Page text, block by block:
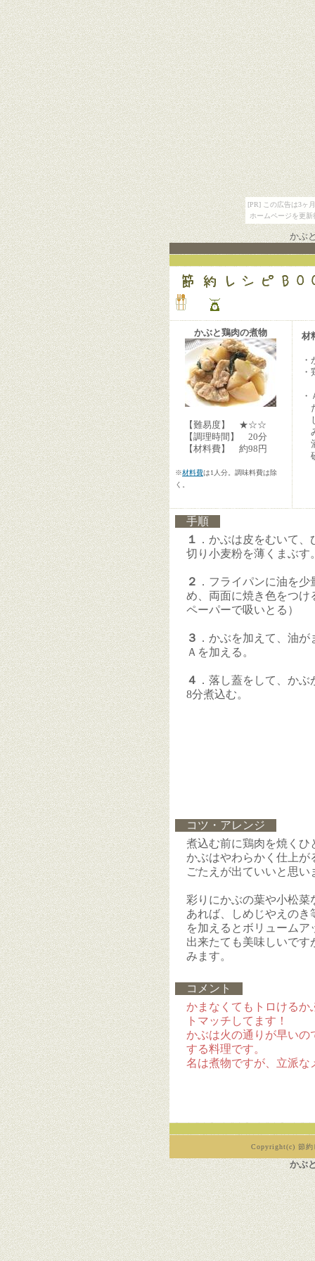
[PR] この広告は3ヶ
ホームページを更
かぶ
かぶと鶏肉の煮物
【難易度】 ★☆☆
【調理時間】 20分
【材料費】 約98円
※材料費は1人分。調味料費は除
く。
材
・
・
手順
１ ．かぶは皮をむいて
切り小麦粉を薄くまぶす
２ ．フライパンに油を
め、両面に焼き色をつけ
ペーパーで吸いとる）
３ ．かぶを加えて、油
Ａを加える。
４ ．落し蓋をして、か
8分煮込む。
コツ・アレンジ
煮込む前に鶏肉を焼くひ
かぶはやわらかく仕上が
ごたえが出ていいと思い
彩りにかぶの葉や小松菜
あれば、しめじやえの
を加えるとボリューム
出来たても美味しいで
みます。
コメント
かまなくてもトロけるか
トマッチしてます！
かぶは火の通りが早いの
する料理です。
名は煮物ですが、立派な
Copyright(c) 節
かぶ